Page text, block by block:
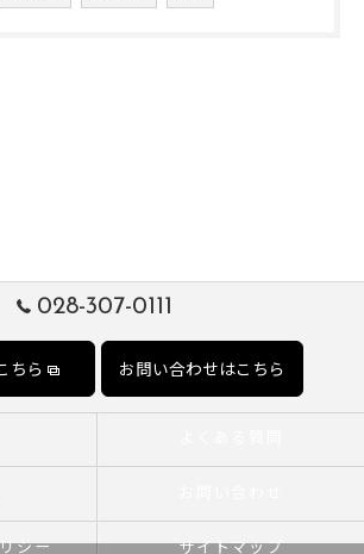
028-307-0111
ちら お問い合わせはこちら
シー サイトマップ